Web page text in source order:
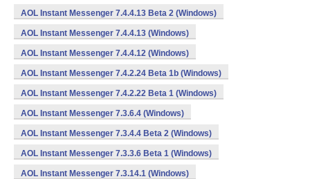
AOL Instant Messenger 7.4.4.13 Beta 2 (Windows)
AOL Instant Messenger 7.4.4.13 (Windows)
AOL Instant Messenger 7.4.4.12 (Windows)
AOL Instant Messenger 7.4.2.24 Beta 1b (Windows)
AOL Instant Messenger 7.4.2.22 Beta 1 (Windows)
AOL Instant Messenger 7.3.6.4 (Windows)
AOL Instant Messenger 7.3.4.4 Beta 2 (Windows)
AOL Instant Messenger 7.3.3.6 Beta 1 (Windows)
AOL Instant Messenger 7.3.14.1 (Windows)